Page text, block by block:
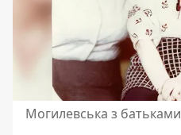
Могилевська з батьками